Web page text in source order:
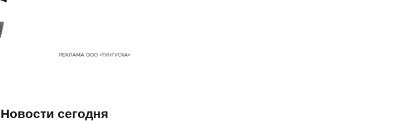
Новости сегодня